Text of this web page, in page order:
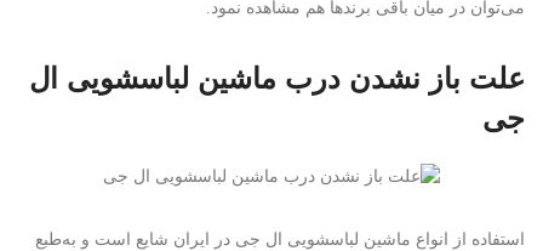
می‌توان در میان باقی برندها هم مشاهده نمود.
علت باز نشدن درب ماشین لباسشویی ال
جی
استفاده از انواع ماشین لباسشویی ال جی در ایران شایع است و به‌طبع